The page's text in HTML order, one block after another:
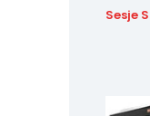
Sesje